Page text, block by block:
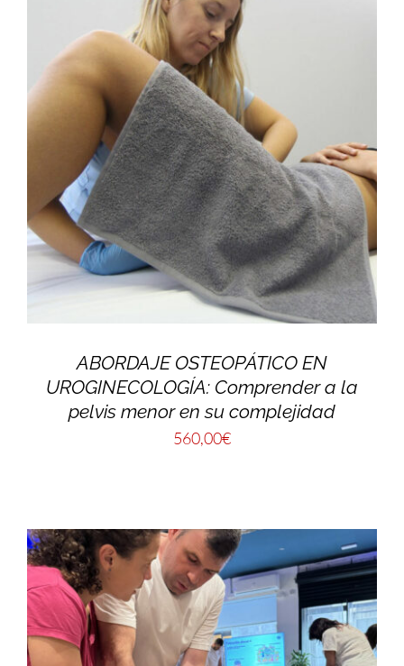
ABORDAJE OSTEOPÁTICO EN
UROGINECOLOGÍA: Comprender a la
pelvis menor en su complejidad
560,00€